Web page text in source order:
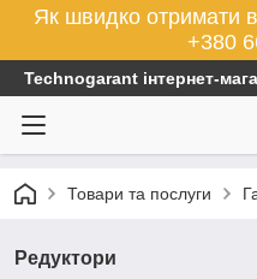
Як швидко отримати
+380
Technogarant інтернет-
Товари та послуги
Редуктори